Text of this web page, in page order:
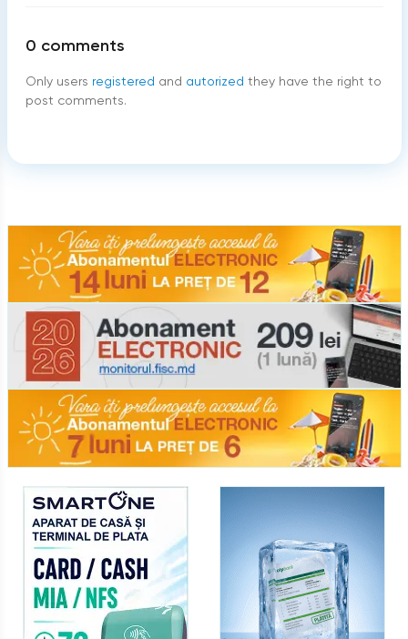
0 comments
Only users registered and autorized they have the right to
post comments.